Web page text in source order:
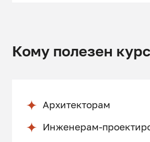
Кому полезен курс
Архитекторам
Инженерам-